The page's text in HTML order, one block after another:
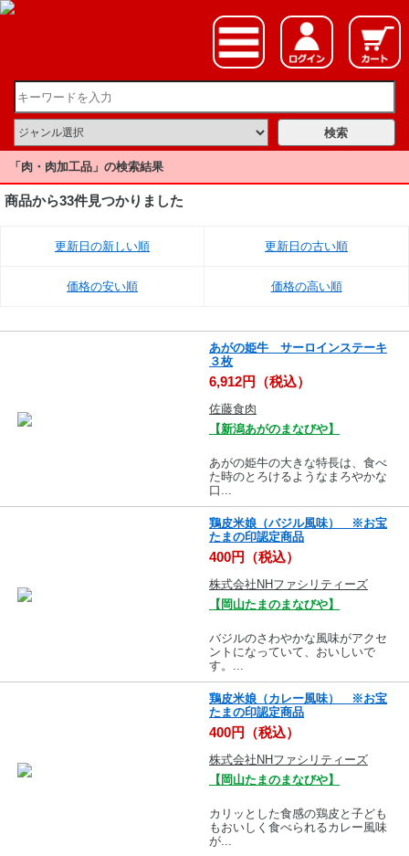
「肉・肉加工品」の検索結果
商品から33件見つかりました
更新日の新しい順 更新日の古い順
価格の安い順 価格の高い順
あがの姫牛 サーロインステーキ
３枚
6,912円（税込）
佐藤食肉
【新潟あがのまなびや】
あがの姫牛の大きな特長は、食べ
た時のとろけるようなまろやかな
口...
鶏皮米娘（バジル風味） ※お宝
たまの印認定商品
400円（税込）
株式会社NHファシリティーズ
【岡山たまのまなびや】
バジルのさわやかな風味がアクセ
ントになっていて、おいしいで
す。...
鶏皮米娘（カレー風味） ※お宝
たまの印認定商品
400円（税込）
株式会社NHファシリティーズ
【岡山たまのまなびや】
カリッとした食感の鶏皮と子ども
もおいしく食べられるカレー風味
が...